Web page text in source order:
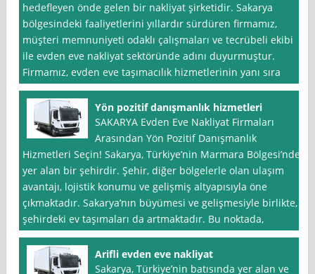
hedefleyen önde gelen bir nakliyat şirketidir. Sakarya
bölgesindeki faaliyetlerini yıllardır sürdüren firmamız,
müşteri memnuniyeti odaklı çalışmaları ve tecrübeli ekibi
ile evden eve nakliyat sektöründe adını duyurmuştur.
Firmamız, evden eve taşımacılık hizmetlerinin yanı sıra
Yön pozitif danışmanlık hizmetleri
SAKARYA Evden Eve Nakliyat Firmaları
Arasından Yön Pozitif Danışmanlık
Hizmetleri Seçin! Sakarya, Türkiye’nin Marmara Bölgesi’nde
yer alan bir şehirdir. Şehir, diğer bölgelerle olan ulaşım
avantajı, lojistik konumu ve gelişmiş altyapısıyla öne
çıkmaktadır. Sakarya’nın büyümesi ve gelişmesiyle birlikte,
şehirdeki ev taşımaları da artmaktadır. Bu noktada,
Arifli evden eve nakliyat
Sakarya, Türkiye’nin batısında yer alan ve